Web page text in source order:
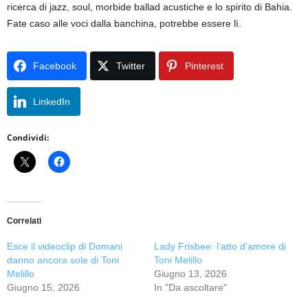
ricerca di jazz, soul, morbide ballad acustiche e lo spirito di Bahia.
Fate caso alle voci dalla banchina, potrebbe essere lì.
Facebook Twitter Pinterest
LinkedIn
Condividi:
Correlati
Esce il videoclip di Domani
danno ancora sole di Toni
Melillo
Giugno 15, 2026
Lady Frisbee: l’atto d’amore di
Toni Melillo
Giugno 13, 2026
In "Da ascoltare"